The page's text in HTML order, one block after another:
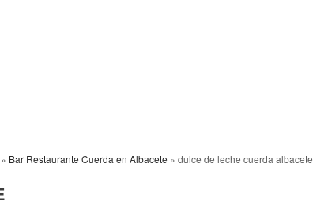
» Bar Restaurante Cuerda en Albacete » dulce de leche cuerda albacete